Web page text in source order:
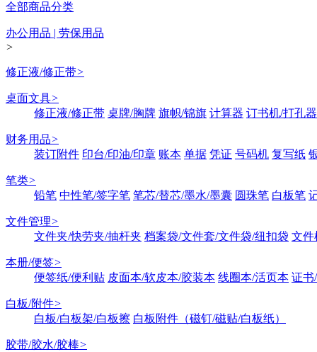
全部商品分类
办公用品 | 劳保用品
>
修正液/修正带>
桌面文具>
修正液/修正带 桌牌/胸牌 旗帜/锦旗 计算器 订书机/打孔器
财务用品>
装订附件 印台/印油/印章 账本 单据 凭证 号码机 复写纸
笔类>
铅笔 中性笔/签字笔 笔芯/替芯/墨水/墨囊 圆珠笔 白板笔
文件管理>
文件夹/快劳夹/抽杆夹 档案袋/文件套/文件袋/纽扣袋 文件
本册/便签>
便签纸/便利贴 皮面本/软皮本/胶装本 线圈本/活页本 证书
白板/附件>
白板/白板架/白板擦 白板附件（磁钉/磁贴/白板纸）
胶带/胶水/胶棒>